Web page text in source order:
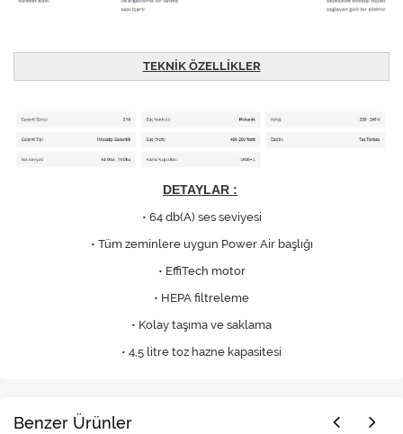
TEKNİK ÖZELLİKLER
DETAYLAR :
• 64 db(A) ses seviyesi
• Tüm zeminlere uygun Power Air başlığı
• EffiTech motor
• HEPA filtreleme
• Kolay taşıma ve saklama
• 4,5 litre toz hazne kapasitesi
Benzer Ürünler